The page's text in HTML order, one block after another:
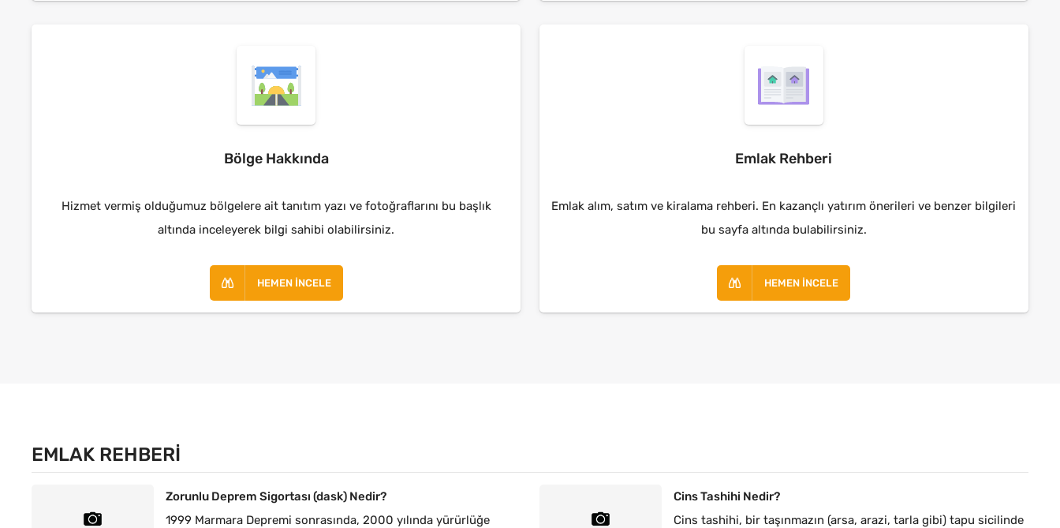
Bölge Hakkında
Hizmet vermiş olduğumuz bölgelere ait tanıtım yazı ve fotoğraflarını bu başlık
altında inceleyerek bilgi sahibi olabilirsiniz.
HEMEN İNCELE
Emlak Rehberi
Emlak alım, satım ve kiralama rehberi. En kazançlı yatırım önerileri ve benzer bilgileri
bu sayfa altında bulabilirsiniz.
HEMEN İNCELE
EMLAK REHBERI
Zorunlu Deprem Sigortası (dask) Nedir?
1999 Marmara Depremi sonrasında, 2000 yılında yürürlüğe
Cins Tashihi Nedir?
Cins tashihi, bir taşınmazın (arsa, arazi, tarla gibi) tapu sicilinde